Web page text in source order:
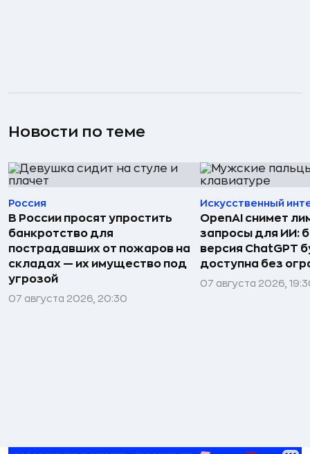
Новости по теме
Россия
В России просят упростить
банкротство для
пострадавших от пожаров на
складах — их имущество под
угрозой
07 августа 2026, 20:30
Искусственный
OpenAI снимет
запросы для ИИ:
версия ChatGPT
доступна без
07 августа 2026,